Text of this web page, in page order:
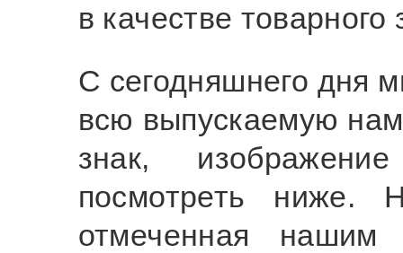
в качестве товарного
С сегодняшнего дня
всю выпускаемую
знак,
посмотреть ниже.
отмеченная нашим